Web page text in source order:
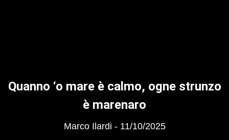
Quanno ‘o mare è calmo, ogne strunzo
è marenaro
Marco Ilardi 11/10/2025